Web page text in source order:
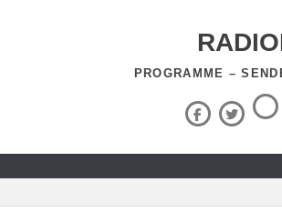
PROGRAMME –
Facebook
X
(Twitter)